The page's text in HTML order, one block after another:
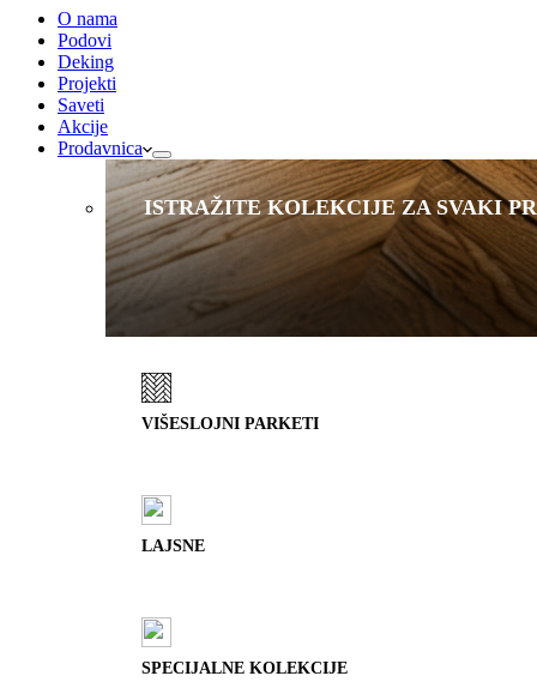
O nama
Podovi
Deking
Projekti
Saveti
Akcije
Prodavnica
ISTRAŽITE KOLEKCIJE ZA SVAKI
VIŠESLOJNI PARKETI
LAJSNE
SPECIJALNE KOLEKCIJE